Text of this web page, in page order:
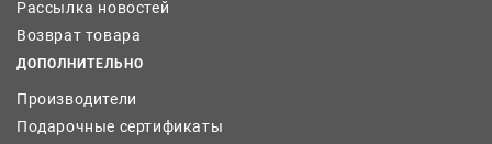
Рассылка новостей
Возврат товара
ДОПОЛНИТЕЛЬНО
Производители
Подарочные сертификаты